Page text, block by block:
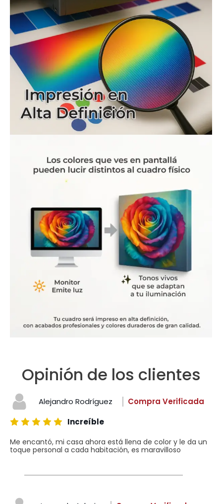
Opinión de los clientes
Alejandro Rodríguez
Compra Verificada
Increíble
Me encantó, mi casa ahora está llena de color y le da un
toque personal a cada habitación, es maravilloso